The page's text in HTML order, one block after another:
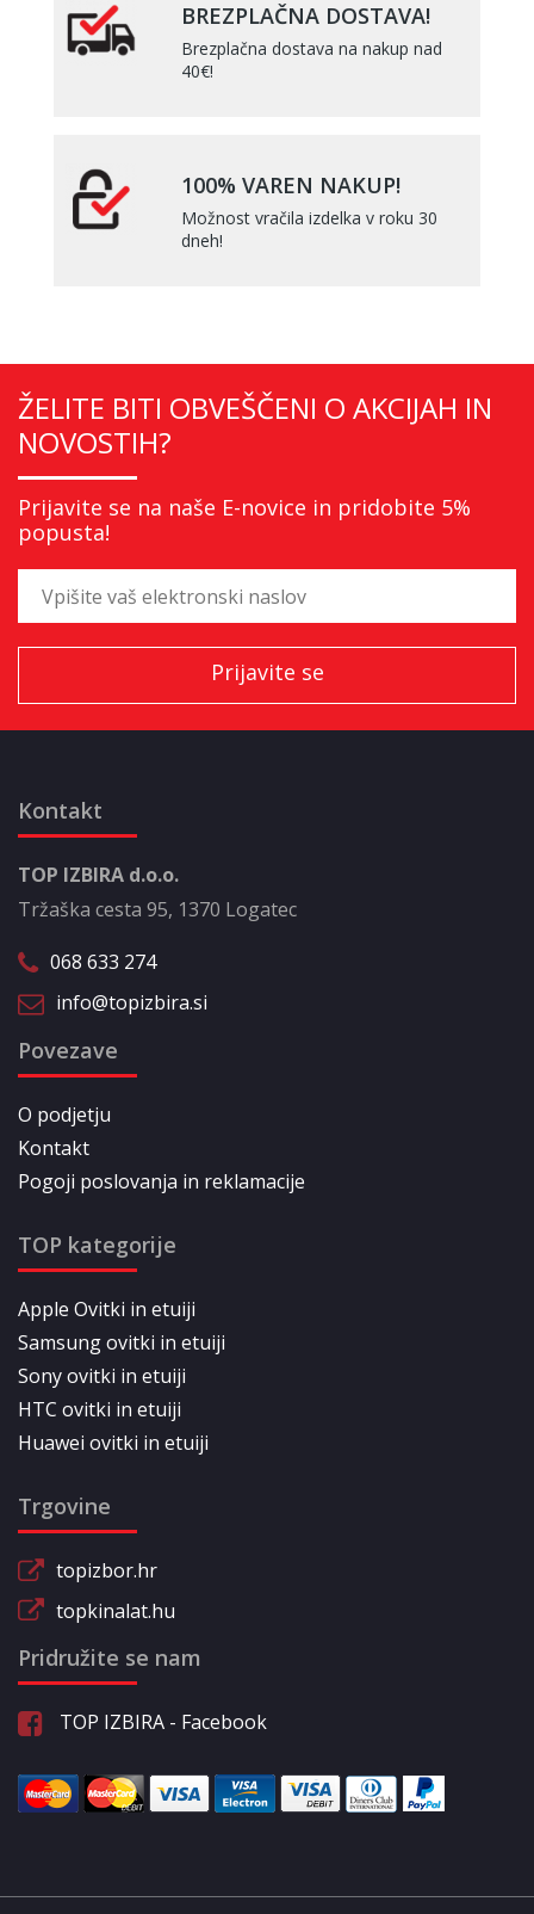
BREZPLAČNA DOSTAVA!
Brezplačna dostava na nakup nad
40€!
100% VAREN NAKUP!
Možnost vračila izdelka v roku 30
dneh!
ŽELITE BITI OBVEŠČENI O AKCIJAH IN
NOVOSTIH?
Prijavite se na naše E-novice in pridobite 5%
popusta!
Kontakt
TOP IZBIRA d.o.o.
Tržaška cesta 95, 1370 Logatec
068 633 274
info@topizbira.si
Povezave
O podjetju
Kontakt
Pogoji poslovanja in reklamacije
TOP kategorije
Apple Ovitki in etuiji
Samsung ovitki in etuiji
Sony ovitki in etuiji
HTC ovitki in etuiji
Huawei ovitki in etuiji
Trgovine
topizbor.hr
topkinalat.hu
Pridružite se nam
TOP IZBIRA - Facebook